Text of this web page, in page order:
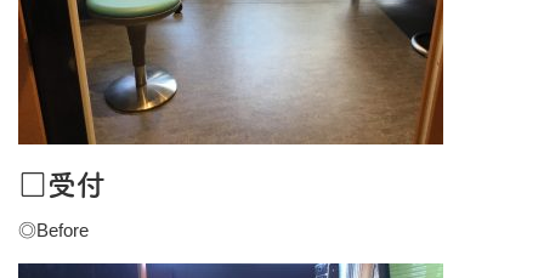
□受付
◎Before